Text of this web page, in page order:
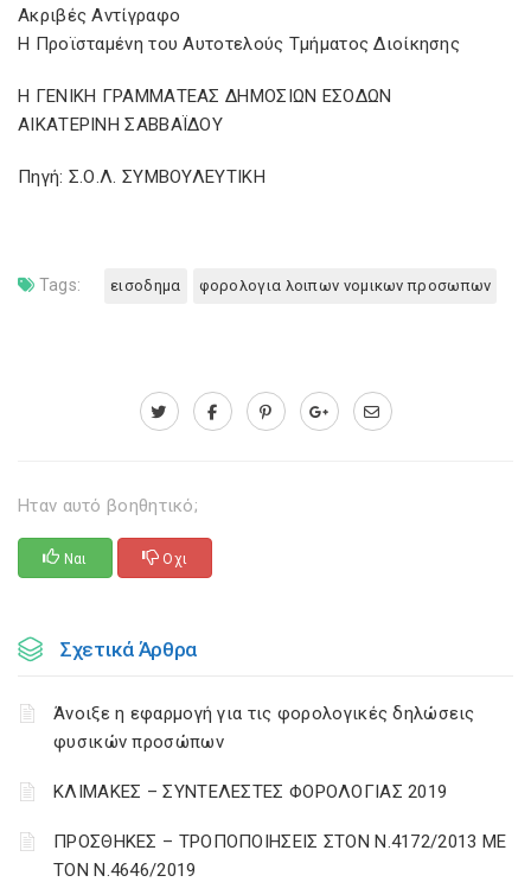
Ακριβές Αντίγραφο
Η Προϊσταμένη του Αυτοτελούς Τμήματος Διοίκησης
Η ΓΕΝΙΚΗ ΓΡΑΜΜΑΤΕΑΣ ΔΗΜΟΣΙΩΝ ΕΣΟΔΩΝ
ΑΙΚΑΤΕΡΙΝΗ ΣΑΒΒΑΪΔΟΥ
Πηγή: Σ.Ο.Λ. ΣΥΜΒΟΥΛΕΥΤΙΚΗ
Tags: εισοδημα φορολογια λοιπων νομικων προσωπων
Ηταν αυτό βοηθητικό;
Ναι Οχι
Σχετικά Άρθρα
Άνοιξε η εφαρμογή για τις φορολογικές δηλώσεις
φυσικών προσώπων
ΚΛΙΜΑΚΕΣ – ΣΥΝΤΕΛΕΣΤΕΣ ΦΟΡΟΛΟΓΙΑΣ 2019
ΠΡΟΣΘΗΚΕΣ – ΤΡΟΠΟΠΟΙΗΣΕΙΣ ΣΤΟΝ Ν.4172/2013 ΜΕ
ΤΟΝ Ν.4646/2019